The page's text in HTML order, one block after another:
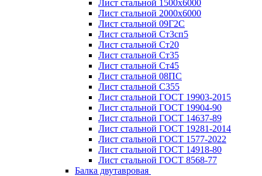
Лист стальной 1500х6000
Лист стальной 2000х6000
Лист стальной 09Г2С
Лист стальной Ст3сп5
Лист стальной Ст20
Лист стальной Ст35
Лист стальной Ст45
Лист стальной 08ПС
Лист стальной С355
Лист стальной ГОСТ 19903-2015
Лист стальной ГОСТ 19904-90
Лист стальной ГОСТ 14637-89
Лист стальной ГОСТ 19281-2014
Лист стальной ГОСТ 1577-2022
Лист стальной ГОСТ 14918-80
Лист стальной ГОСТ 8568-77
Балка двутавровая